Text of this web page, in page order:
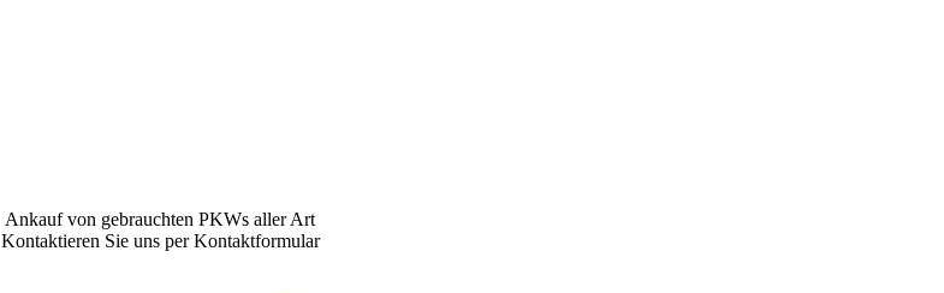
Ankauf von gebrauchten PKWs aller Art
Kontaktieren Sie uns per Kontaktformular